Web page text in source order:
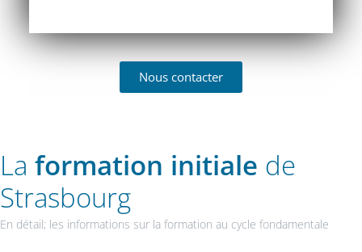
Nous contacter
La formation initiale de
Strasbourg
En détail; les informations sur la formation au cycle fondamentale